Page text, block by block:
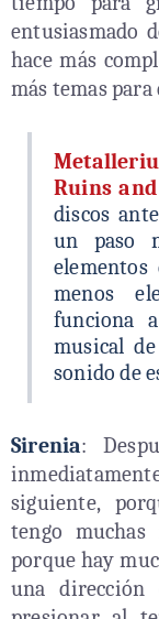
entusiasmado
hace más
más temas
Ruins
discos
un paso
menos
funciona
musical
sonido de
Sirenia:
siguiente,
tengo
porque hay
una dirección